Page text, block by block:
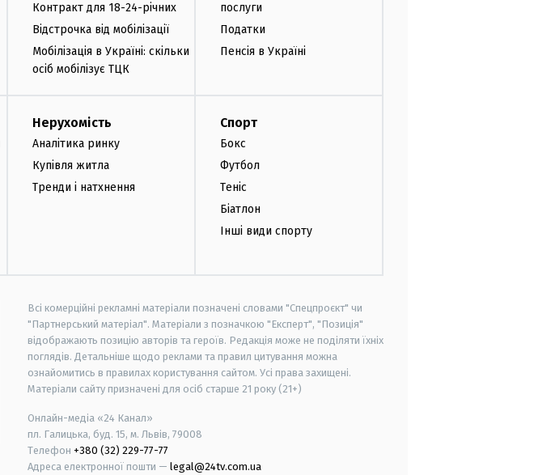
Контракт для 18-24-річних
Відстрочка від мобілізації
Мобілізація в Україні: скільки
осіб мобілізує ТЦК
послуги
Податки
Пенсія в Україні
Нерухомість
Аналітика ринку
Купівля житла
Тренди і натхнення
Спорт
Бокс
Футбол
Теніс
Біатлон
Інші види спорту
Всі комерційні рекламні матеріали позначені словами "Спецпроєкт" чи
"Партнерський матеріал". Матеріали з позначкою "Експерт", "Позиція"
відображають позицію авторів та героїв. Редакція може не поділяти їхніх
поглядів. Детальніше щодо реклами та правил цитування можна
ознайомитись в правилах користування сайтом. Усі права захищені.
Матеріали сайту призначені для осіб старше 21 року (21+)
Онлайн-медіа «24 Канал»
пл. Галицька, буд. 15, м. Львів, 79008
Телефон +380 (32) 229-77-77
Адреса електронної пошти — legal@24tv.com.ua